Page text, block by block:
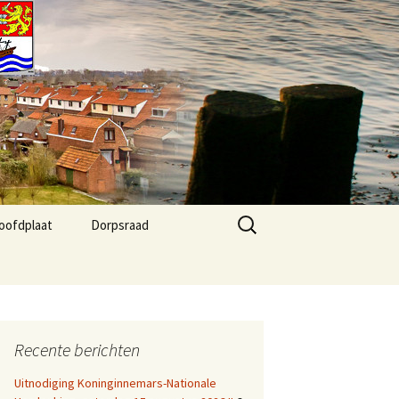
Dorpsraad
Dorpsraad berichten
Zoeken
naar:
Recente berichten
Uitnodiging Koninginnemars-Nationale